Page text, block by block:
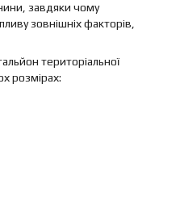
завдяки чому
зовнішніх факторів,
територіальної
розмірах: